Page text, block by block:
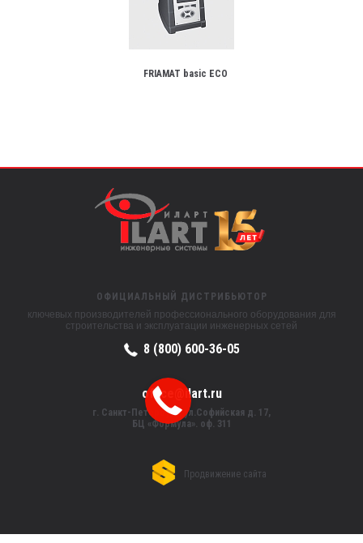
FRIAMAT basic ECO
ОФИЦИАЛЬНЫЙ ДИСТРИБЬЮТОР
ключевых производителей профессионального оборудования для
строительства и эксплуатации инженерных сетей
8 (800) 600-36-05
office@ilart.ru
г. Санкт-Петербург, ул.Софийская д. 17,
БЦ «Формула». оф. 311
Продвижение сайта